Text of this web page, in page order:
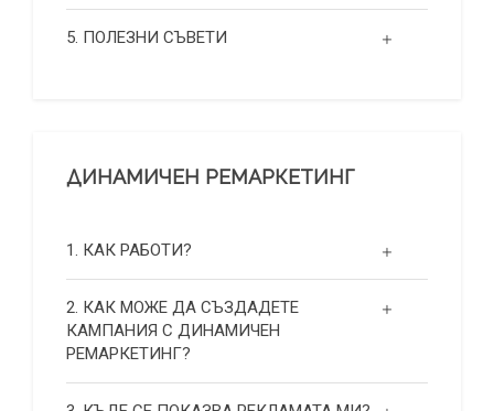
5. ПОЛЕЗНИ СЪВЕТИ
ДИНАМИЧЕН РЕМАРКЕТИНГ
1. КАК РАБОТИ?
2. КАК МОЖЕ ДА СЪЗДАДЕТЕ
КАМПАНИЯ С ДИНАМИЧЕН
РЕМАРКЕТИНГ?